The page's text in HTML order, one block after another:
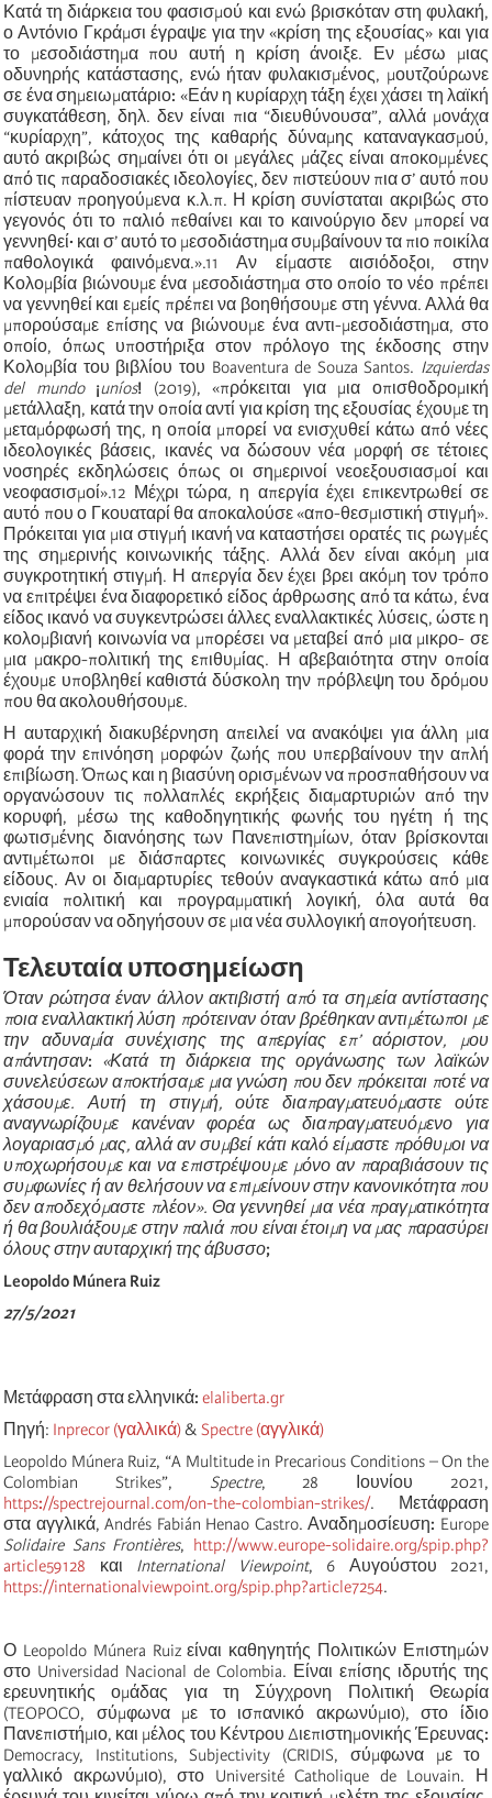
Κατά τη διάρκεια του φασισμού και ενώ βρισκόταν στη φυλακή,
ο Αντόνιο Γκράμσι έγραψε για την «κρίση της εξουσίας» και για
το μεσοδιάστημα που αυτή η κρίση άνοιξε. Εν μέσω μιας
οδυνηρής κατάστασης, ενώ ήταν φυλακισμένος, μουτζούρωνε
σε ένα σημειωματάριο: «Εάν η κυρίαρχη τάξη έχει χάσει τη λαϊκή
συγκατάθεση, δηλ. δεν είναι πια “διευθύνουσα”, αλλά μονάχα
“κυρίαρχη”, κάτοχος της καθαρής δύναμης καταναγκασμού,
αυτό ακριβώς σημαίνει ότι οι μεγάλες μάζες είναι αποκομμένες
από τις παραδοσιακές ιδεολογίες, δεν πιστεύουν πια σ’ αυτό που
πίστευαν προηγούμενα κ.λ.π. Η κρίση συνίσταται ακριβώς στο
γεγονός ότι το παλιό πεθαίνει και το καινούργιο δεν μπορεί να
γεννηθεί· και σ’ αυτό το μεσοδιάστημα συμβαίνουν τα πιο ποικίλα
παθολογικά φαινόμενα.».11
Αν είμαστε αισιόδοξοι, στην
Κολομβία βιώνουμε ένα μεσοδιάστημα στο οποίο το νέο πρέπει
να γεννηθεί και εμείς πρέπει να βοηθήσουμε στη γέννα. Αλλά θα
μπορούσαμε επίσης να βιώνουμε ένα αντι-μεσοδιάστημα, στο
οποίο, όπως υποστήριξα στον πρόλογο της έκδοσης στην
Κολομβία του βιβλίου του Boaventura de Souza Santos. Izquierdas
del mundo ¡uníos! (2019), «πρόκειται για μια οπισθοδρομική
μετάλλαξη, κατά την οποία αντί για κρίση της εξουσίας έχουμε τη
μεταμόρφωσή της, η οποία μπορεί να ενισχυθεί κάτω από νέες
ιδεολογικές βάσεις, ικανές να δώσουν νέα μορφή σε τέτοιες
νοσηρές εκδηλώσεις όπως οι σημερινοί νεοεξουσιασμοί και
νεοφασισμοί».12 Μέχρι τώρα, η απεργία έχει επικεντρωθεί σε
αυτό που ο Γκουαταρί θα αποκαλούσε «απο-θεσμιστική στιγμή».
Πρόκειται για μια στιγμή ικανή να καταστήσει ορατές τις ρωγμές
της σημερινής κοινωνικής τάξης. Αλλά δεν είναι ακόμη μια
συγκροτητική στιγμή. Η απεργία δεν έχει βρει ακόμη τον τρόπο
να επιτρέψει ένα διαφορετικό είδος άρθρωσης από τα κάτω, ένα
είδος ικανό να συγκεντρώσει άλλες εναλλακτικές λύσεις, ώστε η
κολομβιανή κοινωνία να μπορέσει να μεταβεί από μια μικρο- σε
μια μακρο-πολιτική της επιθυμίας. Η αβεβαιότητα στην οποία
έχουμε υποβληθεί καθιστά δύσκολη την πρόβλεψη του δρόμου
που θα ακολουθήσουμε.
Η αυταρχική διακυβέρνηση απειλεί να ανακόψει για άλλη μια
φορά την επινόηση μορφών ζωής που υπερβαίνουν την απλή
επιβίωση. Όπως και η βιασύνη ορισμένων να προσπαθήσουν να
οργανώσουν τις πολλαπλές εκρήξεις διαμαρτυριών από την
κορυφή, μέσω της καθοδηγητικής φωνής του ηγέτη ή της
φωτισμένης διανόησης των Πανεπιστημίων, όταν βρίσκονται
αντιμέτωποι με διάσπαρτες κοινωνικές συγκρούσεις κάθε
είδους. Αν οι διαμαρτυρίες τεθούν αναγκαστικά κάτω από μια
ενιαία πολιτική και προγραμματική λογική, όλα αυτά θα
μπορούσαν να οδηγήσουν σε μια νέα συλλογική απογοήτευση.
Τελευταία υποσημείωση
Όταν ρώτησα έναν άλλον ακτιβιστή από τα σημεία αντίστασης
ποια εναλλακτική λύση πρότειναν όταν βρέθηκαν αντιμέτωποι με
την αδυναμία συνέχισης της απεργίας επ’ αόριστον, μου
απάντησαν: «Κατά τη διάρκεια της οργάνωσης των λαϊκών
συνελεύσεων αποκτήσαμε μια γνώση που δεν πρόκειται ποτέ να
χάσουμε. Αυτή τη στιγμή, ούτε διαπραγματευόμαστε ούτε
αναγνωρίζουμε κανέναν φορέα ως διαπραγματευόμενο για
λογαριασμό μας, αλλά αν συμβεί κάτι καλό είμαστε πρόθυμοι να
υποχωρήσουμε και να επιστρέψουμε μόνο αν παραβιάσουν τις
συμφωνίες ή αν θελήσουν να επιμείνουν στην κανονικότητα που
δεν αποδεχόμαστε πλέον». Θα γεννηθεί μια νέα πραγματικότητα
ή θα βουλιάξουμε στην παλιά που είναι έτοιμη να μας παρασύρει
όλους στην αυταρχική της άβυσσο;
Leopoldo Múnera Ruiz
27/5/2021
Μετάφραση στα ελληνικά: elaliberta.gr
Πηγή: Inprecor (γαλλικά) & Spectre (αγγλικά)
Leopoldo Múnera Ruiz, “A Multitude in Precarious Conditions – On the
Colombian Strikes”, Spectre, 28 Ιουνίου 2021,
https://spectrejournal.com/on-the-colombian-strikes/. Μετάφραση
στα αγγλικά, Andrés Fabián Henao Castro. Αναδημοσίευση: Europe
Solidaire Sans Frontières, http://www.europe-solidaire.org/spip.php?
article59128 και International Viewpoint, 6 Αυγούστου 2021,
https://internationalviewpoint.org/spip.php?article7254.
Ο Leopoldo Múnera Ruiz είναι καθηγητής Πολιτικών Επιστημών
στο Universidad Nacional de Colombia. Είναι επίσης ιδρυτής της
ερευνητικής ομάδας για τη Σύγχρονη Πολιτική Θεωρία
(TEOPOCO, σύμφωνα με το ισπανικό ακρωνύμιο), στο ίδιο
Πανεπιστήμιο, και μέλος του Κέντρου Διεπιστημονικής Έρευνας:
Democracy, Institutions, Subjectivity (CRIDIS, σύμφωνα με το
γαλλικό ακρωνύμιο), στο Université Catholique de Louvain. Η